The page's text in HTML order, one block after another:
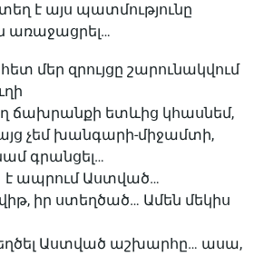
տեղ է այս պատմությունը
առաջացրել…
մեր զրույցը շարունակվում
ճախրանքի ետևից կհասնեմ,
չեմ խանգարի-միջամտի,
գրանցել…
ապրում Աստված…
իր ստեղծած… Ամեն մեկիս
Աստված աշխարհը… ասա,